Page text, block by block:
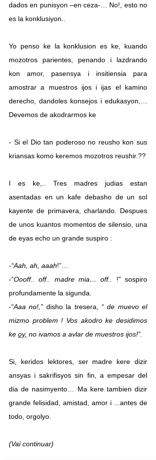
dados en punisyon –en ceza-… No!, esto no
es la konklusiyon..
Yo penso ke la konklusion es ke, kuando
mozotros parientes, penando i lazdrando
kon amor, pasensya i insitiensia para
amostrar a muestros ijos i ijas el kamino
derecho, dandoles konsejos i edukasyon,…
Devemos de akodrarmos ke
- Si el Dio tan poderoso no reusho kon sus
kriansas komo keremos mozotros reushir.??
I es ke,.. Tres madres judias estan
asentadas en un kafe debasho de un sol
kayente de primavera, charlando. Despues
de unos kuantos momentos de silensio, una
de eyas echo un grande suspiro :
-“Aah, ah, aaah!”…
-“Oooff.. off.. madre mia… off.. !” sospiro
profundamente la sigunda.
-“Aaa no!,” disho la tresera,
“ de muevo el
mizmo problem ! Vos akodro ke desidimos
ke oy, no ivamos a avlar de muestros ijos!”.
Si, keridos lektores, ser madre kere dizir
ansyas i sakrifisyos sin fin, a empesar del
dia de nasimyento… Ma kere tambien dizir
grande felisidad, amistad, amor i ...antes de
todo, orgolyo.
(Vai continuar)